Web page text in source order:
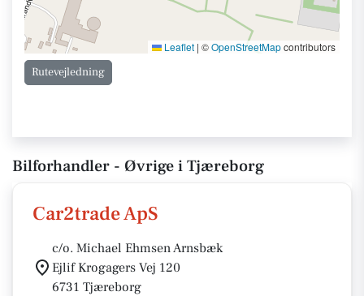
Leaflet | ©OpenStreetMapcontributors
Rutevejledning
Bilforhandler - Øvrige i Tjæreborg
Car2trade ApS
c/o. Michael Ehmsen Arnsbæk
Ejlif Krogagers Vej 120
6731 Tjæreborg